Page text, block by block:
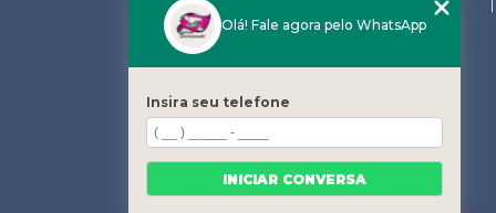
Home
Quem somos
Serviços
Projeto fundo limpo
Contato
Olá! Fale agora pelo WhatsApp
Insira seu telefone
INICIAR CONVERSA